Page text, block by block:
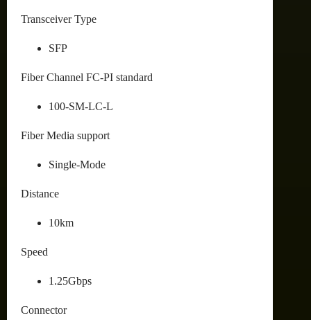
Transceiver Type
SFP
Fiber Channel FC-PI standard
100-SM-LC-L
Fiber Media support
Single-Mode
Distance
10km
Speed
1.25Gbps
Connector